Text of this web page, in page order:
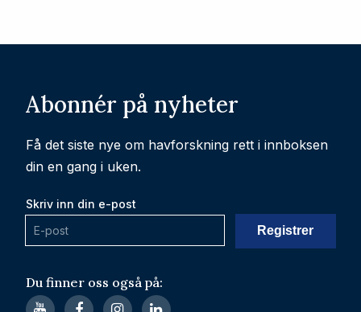
Du finner oss også på:
Abonnér på nyheter
Få det siste nye om havforskning rett i innboksen
din en gang i uken.
Skriv inn din e-post